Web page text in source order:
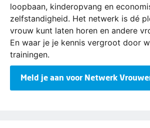
loopbaan, kinderopvang en
zelfstandigheid. Het netwerk is dé
vrouw kunt laten horen en andere
En waar je je kennis vergroot door
trainingen.
Meld je aan voor Netwerk